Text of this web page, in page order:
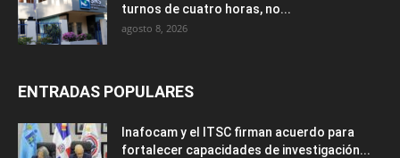
turnos de cuatro horas, no...
agosto 8, 2026
ENTRADAS POPULARES
Inafocam y el ITSC firman acuerdo para
fortalecer capacidades de investigación...